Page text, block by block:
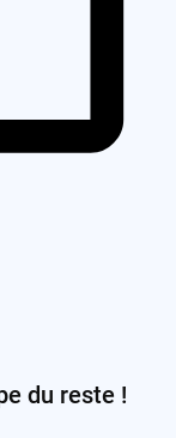
du reste !